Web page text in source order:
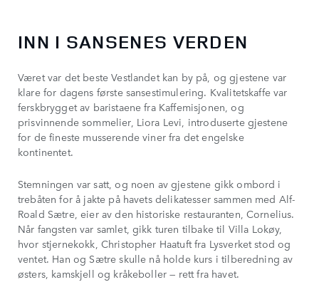
INN I SANSENES VERDEN
Været var det beste Vestlandet kan by på, og gjestene var
klare for dagens første sansestimulering. Kvalitetskaffe var
ferskbrygget av baristaene fra Kaffemisjonen, og
prisvinnende sommelier, Liora Levi, introduserte gjestene
for de fineste musserende viner fra det engelske
kontinentet.
Stemningen var satt, og noen av gjestene gikk ombord i
trebåten for å jakte på havets delikatesser sammen med Alf-
Roald Sætre, eier av den historiske restauranten, Cornelius.
Når fangsten var samlet, gikk turen tilbake til Villa Lokøy,
hvor stjernekokk, Christopher Haatuft fra Lysverket stod og
ventet. Han og Sætre skulle nå holde kurs i tilberedning av
østers, kamskjell og kråkeboller — rett fra havet.